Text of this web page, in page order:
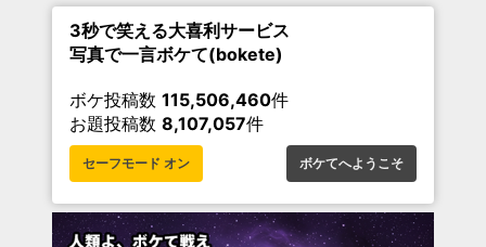
3秒で笑える大喜利サービス
写真で一言ボケて(bokete)
ボケ投稿数 115,506,460件
お題投稿数 8,107,057件
セーフモード オン ボケてへようこそ